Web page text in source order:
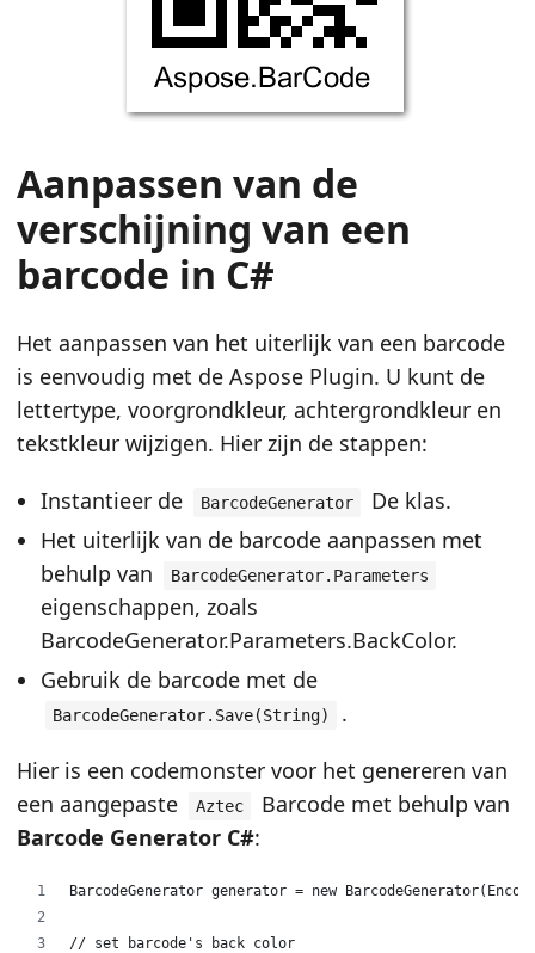
Aanpassen van de
verschijning van een
barcode in C#
Het aanpassen van het uiterlijk van een barcode
is eenvoudig met de Aspose Plugin. U kunt de
lettertype, voorgrondkleur, achtergrondkleur en
tekstkleur wijzigen. Hier zijn de stappen:
Instantieer de
BarcodeGenerator
De klas.
Het uiterlijk van de barcode aanpassen met
behulp van
BarcodeGenerator.Parameters
eigenschappen, zoals
BarcodeGenerator.Parameters.BackColor.
Gebruik de barcode met de
BarcodeGenerator.Save(String)
.
Hier is een codemonster voor het genereren van
een aangepaste
Aztec
Barcode met behulp van
Barcode Generator C#:
BarcodeGenerator generator = new
// set barcode's back color